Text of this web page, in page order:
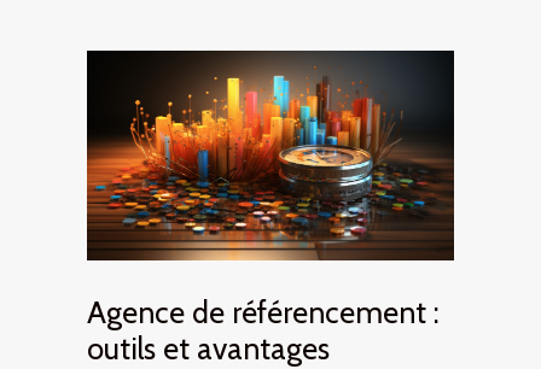
Agence de référencement :
outils et avantages